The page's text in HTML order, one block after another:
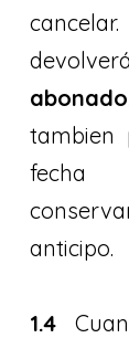
tambien
fecha
anticipo.
1.4